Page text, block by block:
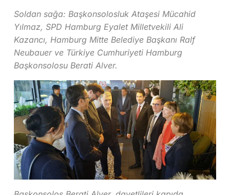
Soldan sağa: Başkonsolosluk Ataşesi Mücahid
Yılmaz, SPD Hamburg Eyalet Milletvekili Ali
Kazancı, Hamburg Mitte Belediye Başkanı Ralf
Neubauer ve Türkiye Cumhuriyeti Hamburg
Başkonsolosu Berati Alver.